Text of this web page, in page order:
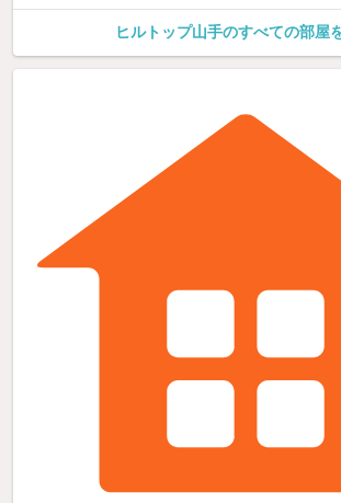
ヒルトップ山手のすべての部屋